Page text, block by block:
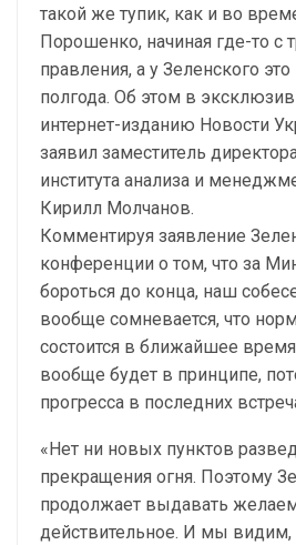
такой же тупик, как и во
Порошенко, начиная где-то с
правления, а у Зеленского
полгода. Об этом в
интернет-изданию Новости
заявил заместитель
института анализа и
Кирилл Молчанов.
Комментируя заявление
конференции о том, что за
бороться до конца, наш
вообще сомневается, что
состоится в ближайшее
вообще будет в принципе,
прогресса в последних
«Нет ни новых пунктов
прекращения огня. Поэтому
продолжает выдавать
действительное. И мы видим,